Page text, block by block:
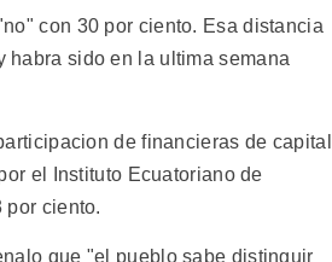
con 30 por ciento. Esa distancia
habra sido en la ultima semana
de financieras de capital
el Instituto Ecuatoriano de
por ciento.
que "el pueblo sabe distinguir